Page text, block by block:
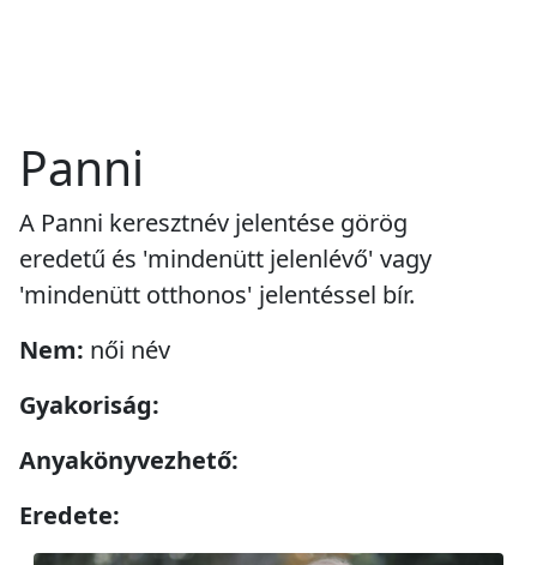
Panni
A Panni keresztnév jelentése görög
eredetű és 'mindenütt jelenlévő' vagy
'mindenütt otthonos' jelentéssel bír.
Nem: női név
Gyakoriság:
Anyakönyvezhető:
Eredete: